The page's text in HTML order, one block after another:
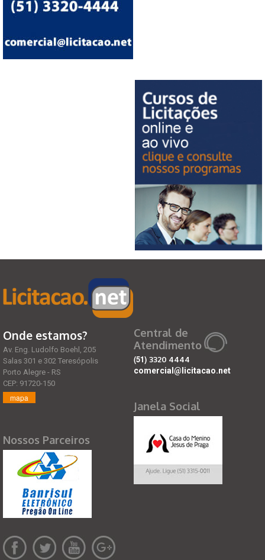
Onde estamos?
Av. Eng. Ludolfo Boehl, 205
Salas 301 e 302 Teresópolis
Porto Alegre - RS
CEP: 91720-150
mapa
Nossos Parceiros
Central de
Atendimento
(51) 3320 4444
comercial@licitacao.net
Janela Social